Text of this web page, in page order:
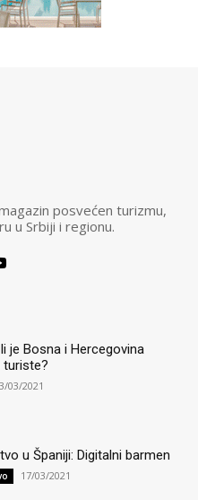
posvećen turizmu,
u Srbiji i regionu.
je Bosna i Hercegovina
turiste?
03/2021
u Španiji: Digitalni barmen
17/03/2021